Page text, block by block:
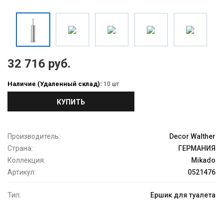
32 716 руб.
Наличие (Удаленный склад): 10 шт
КУПИТЬ
Производитель:
Decor Walther
Страна:
ГЕРМАНИЯ
Коллекция:
Mikado
Артикул:
0521476
Тип:
Ершик для туалета